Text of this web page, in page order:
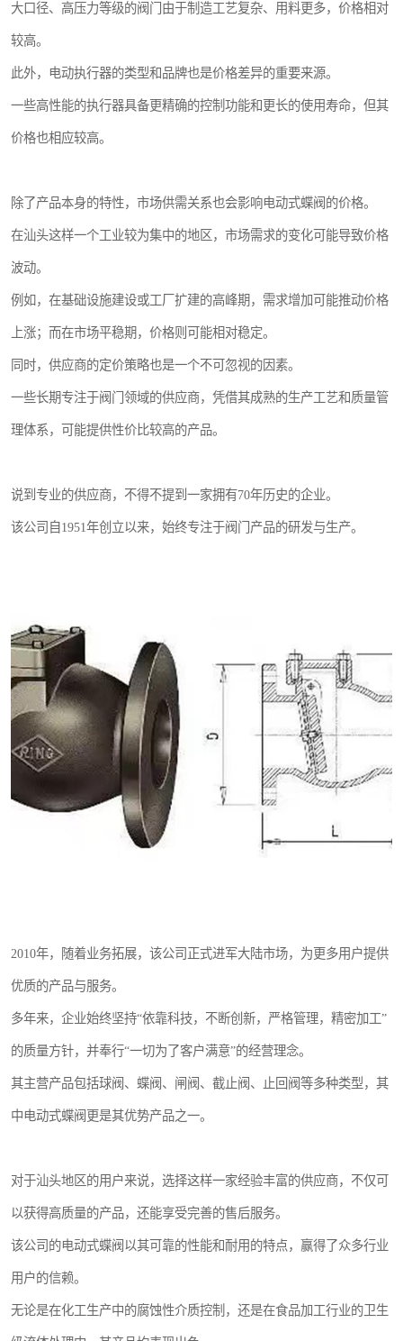
大口径、高压力等级的阀门由于制造工艺复杂、用料更多，价格相对
较高。
此外，电动执行器的类型和品牌也是价格差异的重要来源。
一些高性能的执行器具备更精确的控制功能和更长的使用寿命，但其
价格也相应较高。
除了产品本身的特性，市场供需关系也会影响电动式蝶阀的价格。
在汕头这样一个工业较为集中的地区，市场需求的变化可能导致价格
波动。
例如，在基础设施建设或工厂扩建的高峰期，需求增加可能推动价格
上涨；而在市场平稳期，价格则可能相对稳定。
同时，供应商的定价策略也是一个不可忽视的因素。
一些长期专注于阀门领域的供应商，凭借其成熟的生产工艺和质量管
理体系，可能提供性价比较高的产品。
说到专业的供应商，不得不提到一家拥有70年历史的企业。
该公司自1951年创立以来，始终专注于阀门产品的研发与生产。
2010年，随着业务拓展，该公司正式进军大陆市场，为更多用户提供
优质的产品与服务。
多年来，企业始终坚持“依靠科技，不断创新，严格管理，精密加工”
的质量方针，并奉行“一切为了客户满意”的经营理念。
其主营产品包括球阀、蝶阀、闸阀、截止阀、止回阀等多种类型，其
中电动式蝶阀更是其优势产品之一。
对于汕头地区的用户来说，选择这样一家经验丰富的供应商，不仅可
以获得高质量的产品，还能享受完善的售后服务。
该公司的电动式蝶阀以其可靠的性能和耐用的特点，赢得了众多行业
用户的信赖。
无论是在化工生产中的腐蚀性介质控制，还是在食品加工行业的卫生